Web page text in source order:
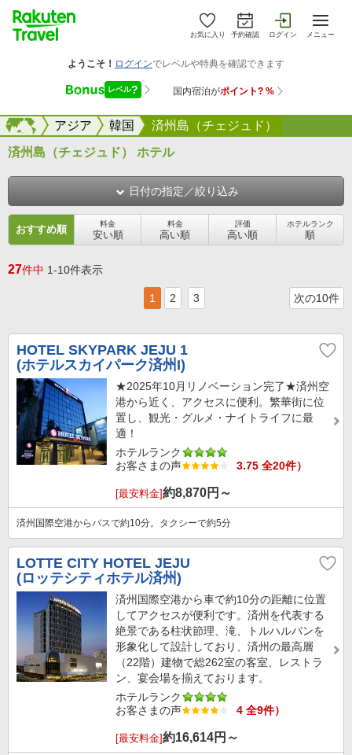
お気に入り 予約確認 ログイン メニュー
海外アジア 韓国 済州島（チェジュド）
海外
済州島（チェジュド） ホテル
日付の指定／絞り込み
おすすめ順 料金
安い順
料金
高い順
評価
高い順
ホテルランク
順
27件中 1-10件表示
1 2 3 次の10件
HOTEL SKYPARK JEJU 1
(ホテルスカイパーク済州I)
★2025年10月リノベーション完了★済州空
港から近く、アクセスに便利。繁華街に位
置し、観光・グルメ・ナイトライフに最
適！
ホテルランク
お客さまの声
3.75 全20件）
[最安料金]約8,870円～
済州国際空港からバスで約10分。タクシーで約5分
LOTTE CITY HOTEL JEJU
(ロッテシティホテル済州)
済州国際空港から車で約10分の距離に位置
してアクセスが便利です。済州を代表する
絶景である柱状節理、滝、トルハルバンを
形象化して設計しており、済州の最高層
（22階）建物で総262室の客室、レストラ
ン、宴会場を揃えております。
ホテルランク
お客さまの声
4 全9件）
[最安料金]約16,614円～